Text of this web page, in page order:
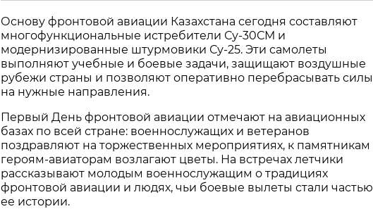
Основу фронтовой авиации Казахстана сегодня составляют
многофункциональные истребители Су‑30СМ и
модернизированные штурмовики Су‑25. Эти самолеты
выполняют учебные и боевые задачи, защищают воздушные
рубежи страны и позволяют оперативно перебрасывать силы
на нужные направления.
Первый День фронтовой авиации отмечают на авиационных
базах по всей стране: военнослужащих и ветеранов
поздравляют на торжественных мероприятиях, к памятникам
героям‑авиаторам возлагают цветы. На встречах летчики
рассказывают молодым военнослужащим о традициях
фронтовой авиации и людях, чьи боевые вылеты стали частью
ее истории.